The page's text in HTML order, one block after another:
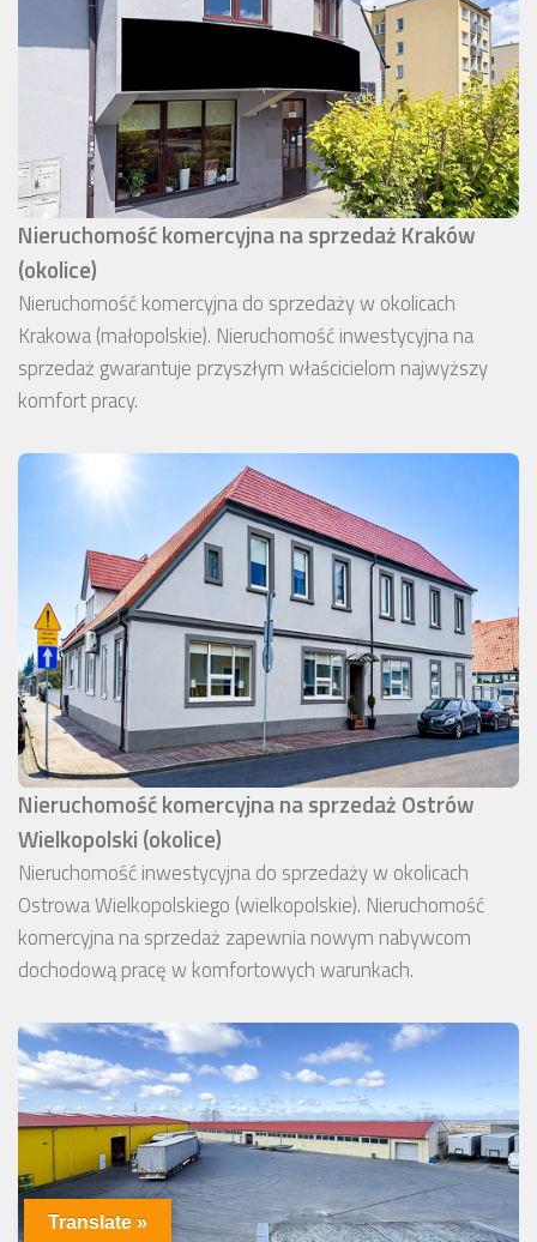
Nieruchomość komercyjna na sprzedaż Kraków
(okolice)
Nieruchomość komercyjna do sprzedaży w okolicach
Krakowa (małopolskie). Nieruchomość inwestycyjna na
sprzedaż gwarantuje przyszłym właścicielom najwyższy
komfort pracy.
Nieruchomość komercyjna na sprzedaż Ostrów
Wielkopolski (okolice)
Nieruchomość inwestycyjna do sprzedaży w okolicach
Ostrowa Wielkopolskiego (wielkopolskie). Nieruchomość
komercyjna na sprzedaż zapewnia nowym nabywcom
dochodową pracę w komfortowych warunkach.
Translate »